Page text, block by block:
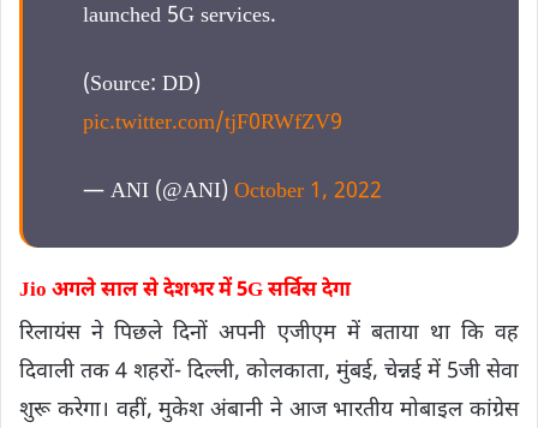
launched 5G services.
(Source: DD)
pic.twitter.com/tjF0RWfZV9
— ANI (@ANI) October 1, 2022
Jio अगले साल से देशभर में 5G सर्विस देगा
रिलायंस ने पिछले दिनों अपनी एजीएम में बताया था कि वह
दिवाली तक 4 शहरों- दिल्ली, कोलकाता, मुंबई, चेन्नई में 5जी सेवा
शुरू करेगा। वहीं, मुकेश अंबानी ने आज भारतीय मोबाइल कांग्रेस